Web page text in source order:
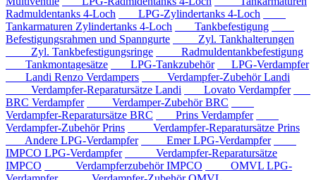
Radmuldentanks 4-Loch
LPG-Zylindertanks 4-Loch
Tankarmaturen Zylindertanks 4-Loch
Tankbefestigung
Befestigungsrahmen und Spanngurte
Zyl. Tankhalterungen
Zyl. Tankbefestigungsringe
Radmuldentankbefestigung
Tankmontagesätze
LPG-Tankzubehör
LPG-Verdampfer
Landi Renzo Verdampers
Verdampfer-Zubehör Landi
Verdampfer-Reparatursätze Landi
Lovato Verdampfer
BRC Verdampfer
Verdamper-Zubehör BRC
Verdampfer-Reparatursätze BRC
Prins Verdampfer
Verdampfer-Zubehör Prins
Verdampfer-Reparatursätze Prins
Andere LPG-Verdampfer
Emer LPG-Verdampfer
IMPCO LPG-Verdampfer
Verdampfer-Reparatursätze
IMPCO
Verdampferzubehör IMPCO
OMVL LPG-